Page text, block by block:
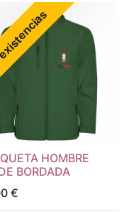
HOMBRE
BORDADA
€